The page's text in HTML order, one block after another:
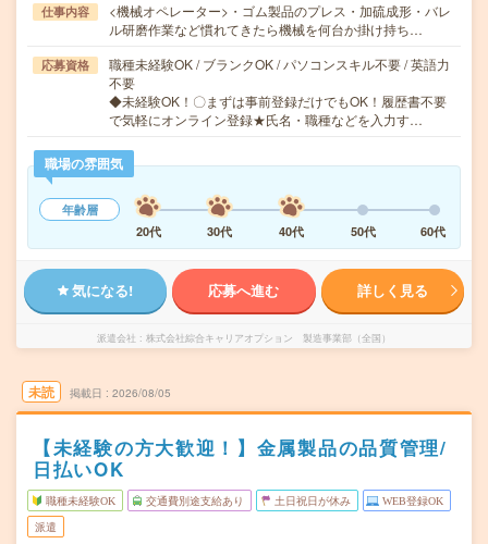
仕事内容
<機械オペレーター>・ゴム製品のプレス・加硫成形・バレ
ル研磨作業など慣れてきたら機械を何台か掛け持ち…
応募資格
職種未経験OK / ブランクOK / パソコンスキル不要 / 英語力
不要
◆未経験OK！〇まずは事前登録だけでもOK！履歴書不要
で気軽にオンライン登録★氏名・職種などを入力す…
職場の雰囲気
年齢層
20代
30代 40代 50代 60代
気になる! 応募へ進む 詳しく見る
派遣会社 株式会社綜合キャリアオプション 製造事業部（全国）
未読 掲載日 2026/08/05
【未経験の方大歓迎！】金属製品の品質管理/
日払いOK
職種未経験OK 交通費別途支給あり 土日祝日が休み WEB登録OK
派遣